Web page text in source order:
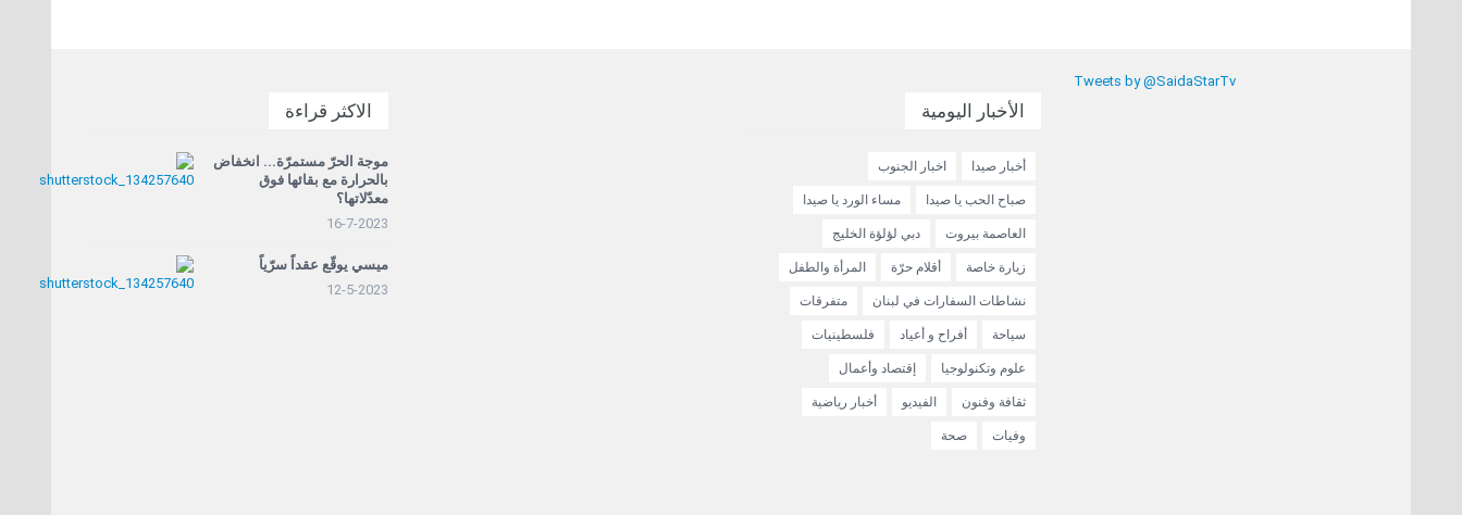
الاكثر قراءة
موجة الحرّ مستمرّة... انخفاض
بالحرارة مع بقائها فوق
معدّلاتها؟
16-7-2023
ميسي يوقّع عقداً سرّياً
12-5-2023
الأخبار اليومية
أخبار صيدا اخبار الجنوب
صباح الحب يا صيدا مساء الورد يا صيدا
العاصمة بيروت دبي لؤلؤة الخليج
زيارة خاصة أقلام حرّة المرأة والطفل
نشاطات السفارات في لبنان متفرقات
سياحة أفراح و أعياد فلسطينيات
علوم وتكنولوجيا إقتصاد وأعمال
ثقافة وفنون الفيديو أخبار رياضية
وفيات صحة
Tweets by @SaidaStarTv